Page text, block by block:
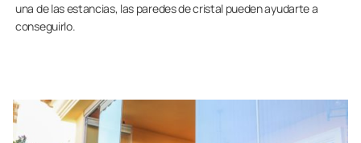
una de las estancias, las paredes de cristal pueden ayudarte a
conseguirlo.